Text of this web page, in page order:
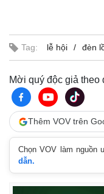
Tag: lễ hội đèn
Mời quý độc giả theo
Thêm VOV trên
Chọn VOV làm nguồn
dẫn.